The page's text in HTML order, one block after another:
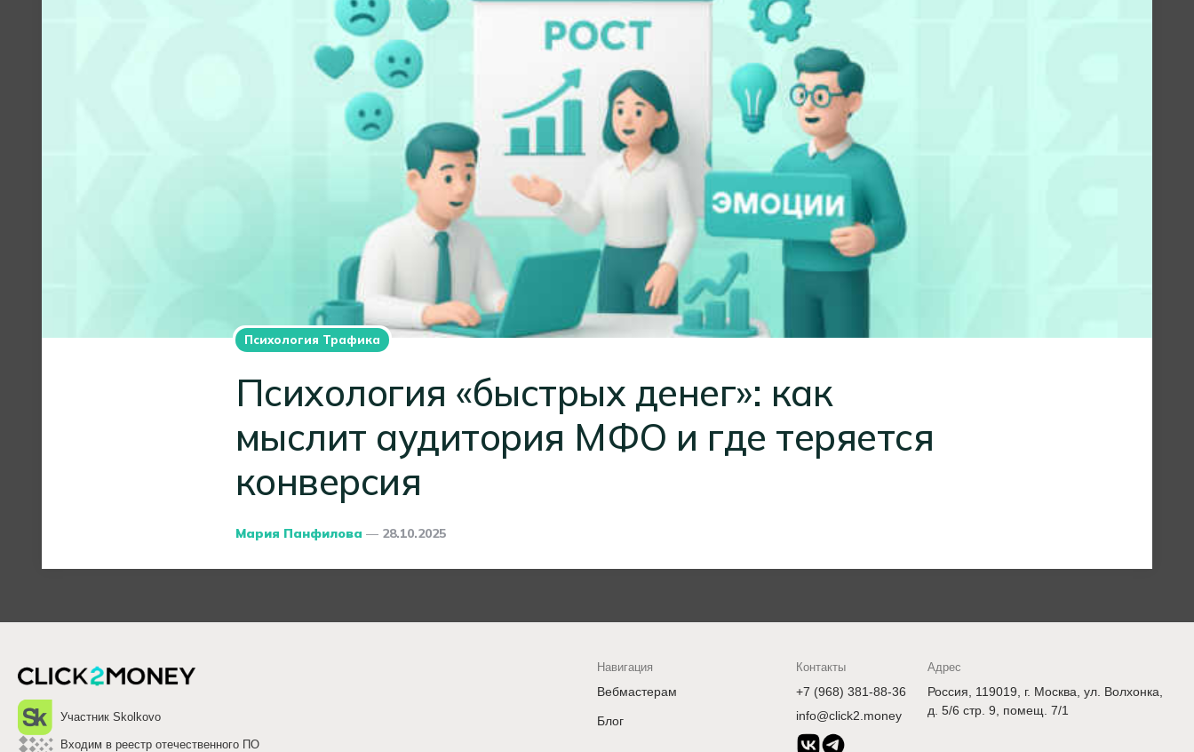
Психология Трафика
Психология «быстрых денег»: как
мыслит аудитория МФО и где теряется
конверсия
Posted
Мария Панфилова 28.10.2025
Участник Skolkovo
Входим в реестр отечественного ПО
Навигация
Вебмастерам
Блог
Контакты
+7 (968) 381-88-36
info@click2.money
Адрес
Россия, 119019, г. Москва, ул. Волхонка,
д. 5/6 стр. 9, помещ. 7/1